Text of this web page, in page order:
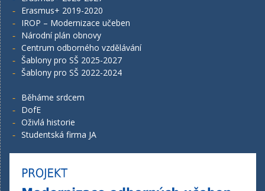
Erasmus+ 2019-2020
IROP – Modernizace učeben
Národní plán obnovy
Centrum odborného vzdělávání
Šablony pro SŠ 2025-2027
Šablony pro SŠ 2022-2024
Běháme srdcem
DofE
Oživlá historie
Studentská firma JA